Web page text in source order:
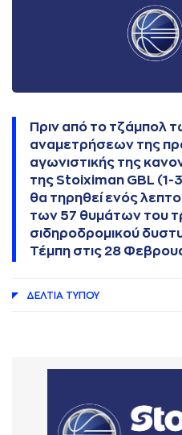
Πριν από το τζάμπολ
αναμετρήσεων της
αγωνιστικής της
της Stoiximan GBL (1-
θα τηρηθεί ενός
των 57 θυμάτων του
σιδηροδρομικού
Τέμπη στις 28
ΔΕΛΤΙA ΤΥΠΟΥ